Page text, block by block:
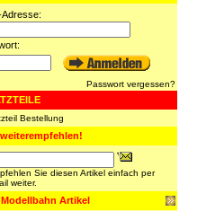
Adresse:
Passwort vergessen?
Bestellung
Sie diesen Artikel einfach per
weiter.
Modellbahn Artikel